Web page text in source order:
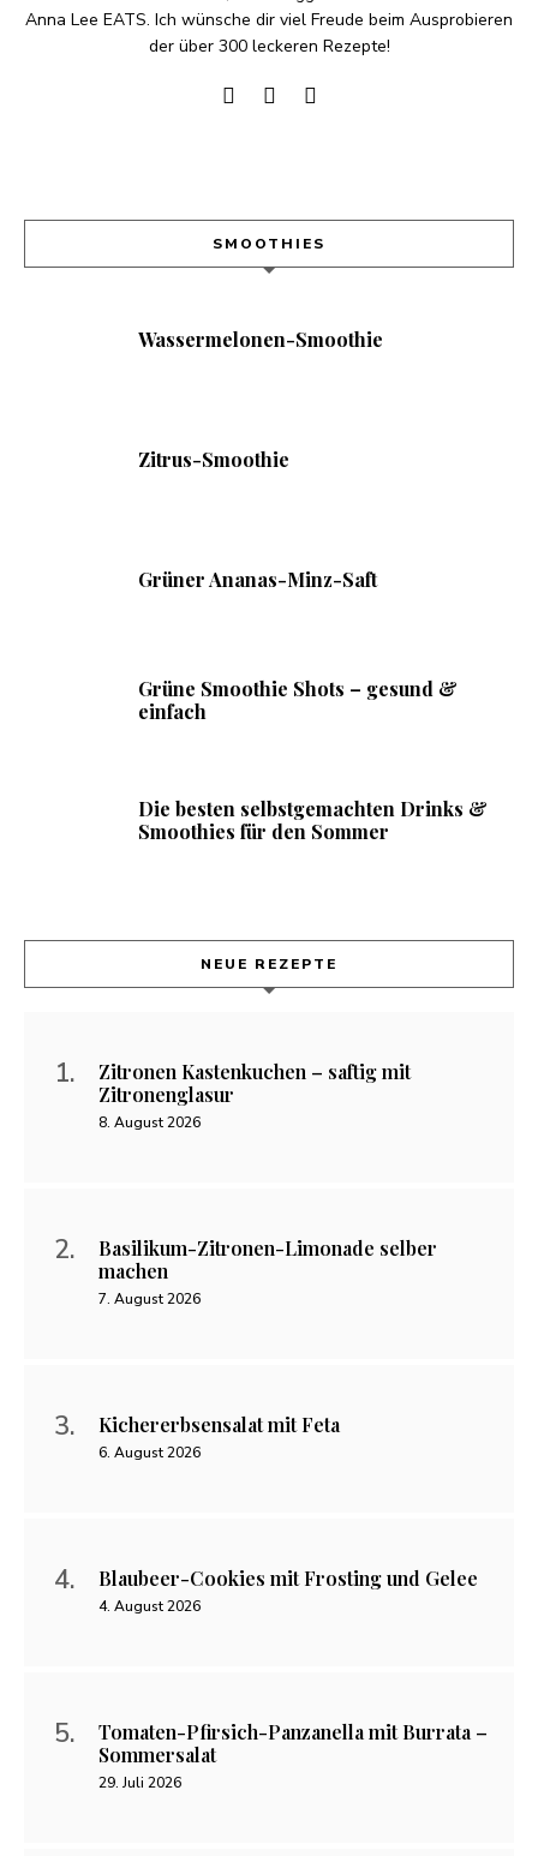
Anna Lee EATS. Ich wünsche dir viel Freude beim Ausprobieren
der über 300 leckeren Rezepte!
SMOOTHIES
Wassermelonen-Smoothie
Zitrus-Smoothie
Grüner Ananas-Minz-Saft
Grüne Smoothie Shots – gesund &
einfach
Die besten selbstgemachten Drinks &
Smoothies für den Sommer
NEUE REZEPTE
Zitronen Kastenkuchen – saftig mit
Zitronenglasur
8. August 2026
Basilikum-Zitronen-Limonade selber
machen
7. August 2026
Kichererbsensalat mit Feta
6. August 2026
Blaubeer-Cookies mit Frosting und Gelee
4. August 2026
Tomaten-Pfirsich-Panzanella mit Burrata –
Sommersalat
29. Juli 2026